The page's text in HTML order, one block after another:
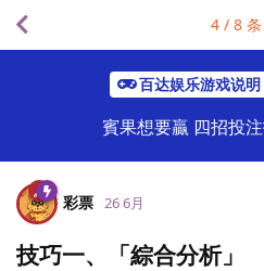
百达娱乐游戏说明
賓果想要贏 四招投
4 / 8 条
彩票 26 6月
技巧一、「綜合分析」